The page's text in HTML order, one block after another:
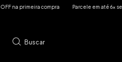
compra Parcele em até 6x sem juros
Buscar